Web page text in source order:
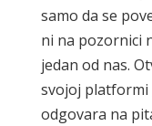
samo da se
ni na pozornici
jedan od nas.
svojoj platformi
odgovara na